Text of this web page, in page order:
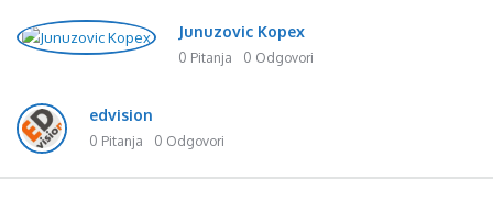
Junuzovic Kopex
0 Pitanja 0 Odgovori
edvision
0 Pitanja 0 Odgovori